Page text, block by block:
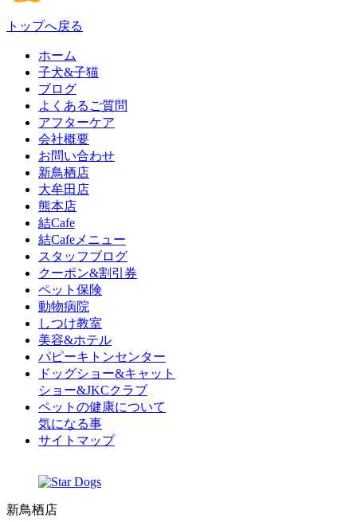
トップへ戻る
ホーム
子犬&子猫
ブログ
よくあるご質問
アフターケア
会社概要
お問い合わせ
新鳥栖店
大牟田店
熊本店
結Cafe
結Cafeメニュー
スタッフブログ
クーポン&割引券
ペット保険
動物病院
しつけ教室
美容&ホテル
パピーキトンセンター
ドッグショー&キャット
ショー&JKCクラブ
ペットの健康について
気になる事
サイトマップ
新鳥栖店